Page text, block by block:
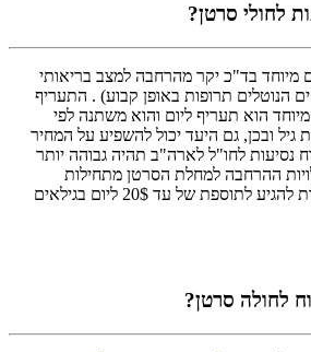
לחולי סרטן?
מיוחד בד"כ יקר מהרחבה למצב בריאותי
הנוטלים תרופות באופן קבוע) . התעריף
הוא תעריף ליום והוא משתנה לפי
גיל ובכן, גם היעד יכול להשפיע על המחיר
נסיעות לחו"ל לארה"ב תהיה גבוהה יותר
ההרחבה למחלת הסרטן מתחילות
מתוספת של 4$ ביום ויכולות להגיע לתוספת של עד 20$ ליום בגילאים
לחולה סרטן?